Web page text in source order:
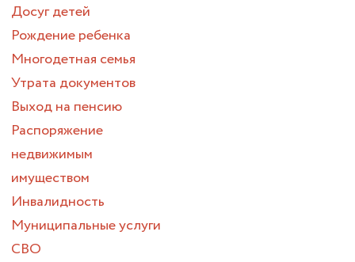
Досуг детей
Рождение ребенка
Многодетная семья
Утрата документов
Выход на пенсию
Распоряжение
недвижимым
имуществом
Инвалидность
Муниципальные услуги
СВО